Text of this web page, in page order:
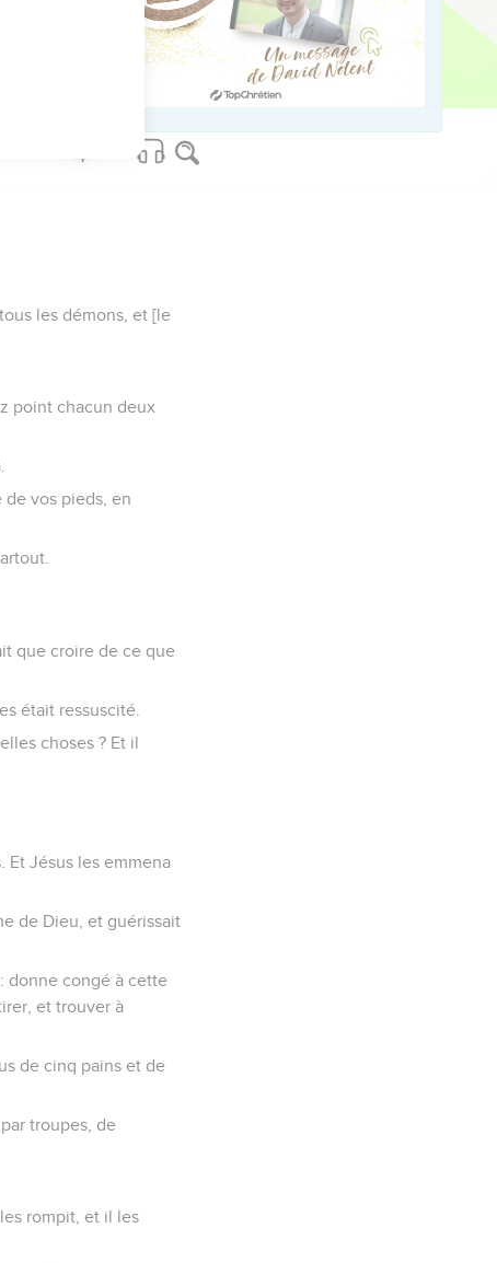
ce qui avait
les démons, et [le
point chacun deux
vos pieds, en
que croire de ce que
était ressuscité.
choses ? Et il
Et Jésus les emmena
de Dieu, et guérissait
donne congé à cette
et trouver à
de cinq pains et de
troupes, de
rompit, et il les